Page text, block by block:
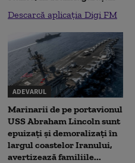
Descarcă aplicația Digi FM
ADEVARUL
Marinarii de pe portavionul
USS Abraham Lincoln sunt
epuizați și demoralizați în
largul coastelor Iranului,
avertizează familiile...